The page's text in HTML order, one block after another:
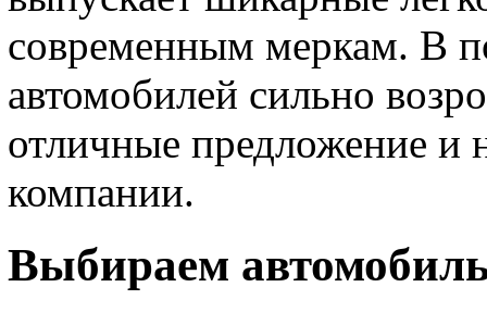
современным меркам. В
автомобилей сильно
отличные предложение и
компании.
Выбираем